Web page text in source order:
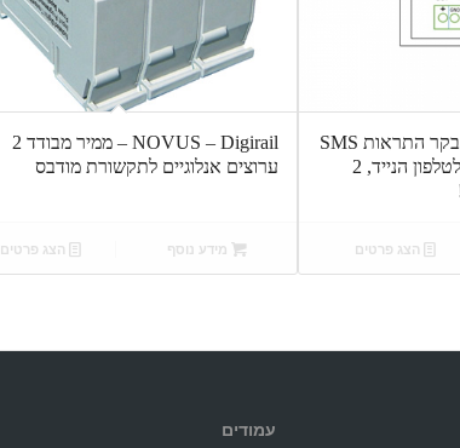
UIL SMS-031 מערכת/בקר התראות SMS
לשליחת הודעות טקסט לטלפון הנייד, 2
הצג פרטים
NOVUS – Digirail – ממיר מבודד 2
ערוצים אנלוגיים לתקשורת מודבס
מידע נוסף הצג פרטים
עמודים